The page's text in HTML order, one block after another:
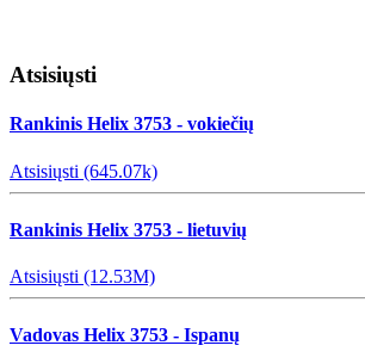
Atsisiųsti
Rankinis Helix 3753 - vokiečių
Atsisiųsti (645.07k)
Rankinis Helix 3753 - lietuvių
Atsisiųsti (12.53M)
Vadovas Helix 3753 - Ispanų